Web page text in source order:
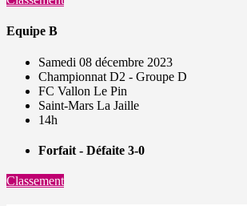
Equipe B
Samedi 08 décembre 2023
Championnat D2 - Groupe D
FC Vallon Le Pin
Saint-Mars La Jaille
14h
Forfait - Défaite 3-0
Classement